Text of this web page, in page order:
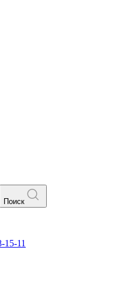
Поиск
15-11